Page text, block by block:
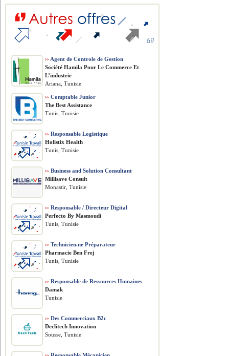
›› Agent de Controle de Gestion
Société Hamila Pour Le Commerce Et
L’industrie
Ariana, Tunisie
›› Comptable Junior
The Best Assistance
Tunis, Tunisie
›› Responsable Logistique
Holistix Health
Tunis, Tunisie
›› Business and Solution Consultant
Millisave Consult
Monastir, Tunisie
›› Responsable / Directeur Digital
Perfecto By Masmoudi
Tunis, Tunisie
›› Technicien.ne Préparateur
Pharmacie Ben Frej
Tunis, Tunisie
›› Responsable de Ressources Humaines
Damak
Tunisie
›› Des Commerciaux B2c
Declitech Innovation
Sousse, Tunisie